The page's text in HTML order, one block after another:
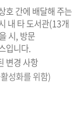
호 간에 배달해 주는
내 타 도서관(13개
시, 방문
입니다.
변경 사항
성화를 위함)